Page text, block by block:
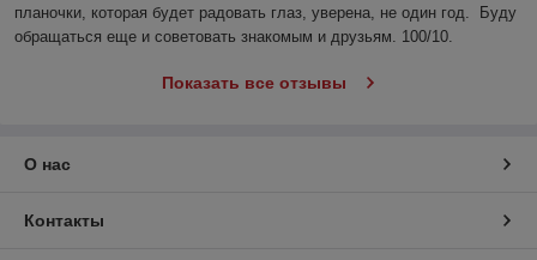
планочки, которая будет радовать глаз, уверена, не один год.  Буду
обращаться еще и советовать знакомым и друзьям. 100/10.
Показать все отзывы
О нас
Контакты